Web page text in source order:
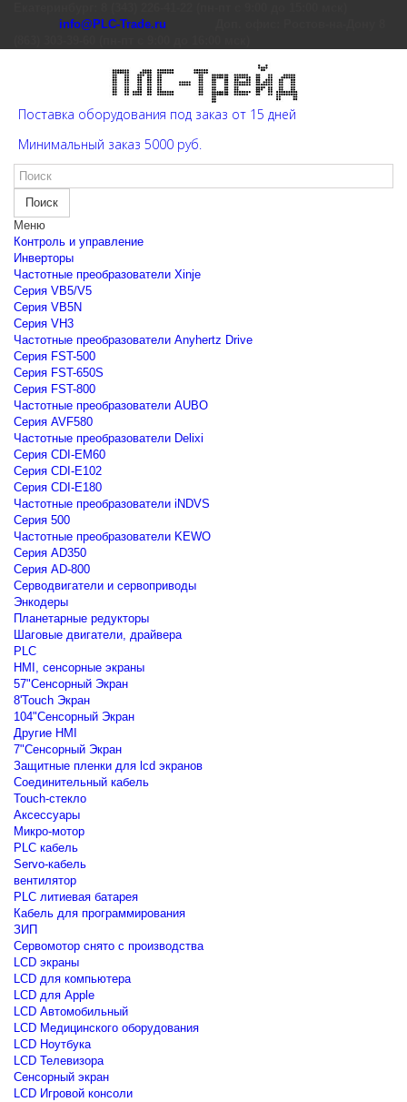
info@PLC-Trade.ru
Поставка оборудования под заказ от 15 дней
Минимальный заказ 5000 руб.
Поиск
Меню
Контроль и управление
Инверторы
Частотные преобразователи Xinje
Cерия VB5/V5
Cерия VB5N
Cерия VH3
Частотные преобразователи Anyhertz Drive
Серия FST-500
Серия FST-650S
Серия FST-800
Частотные преобразователи AUBO
Серия AVF580
Частотные преобразователи Delixi
Серия CDI-EM60
Серия CDI-E102
Серия CDI-E180
Частотные преобразователи iNDVS
Серия 500
Частотные преобразователи KEWO
Серия AD350
Серия AD-800
Серводвигатели и сервоприводы
Энкодеры
Планетарные редукторы
Шаговые двигатели, драйвера
PLC
HMI, сенсорные экраны
57"Сенсорный Экран
8'Touch Экран
104"Сенсорный Экран
Другие HMI
7"Сенсорный Экран
Защитные пленки для lcd экранов
Соединительный кабель
Touch-стекло
Аксессуары
Микро-мотор
PLC кабель
Servo-кабель
вентилятор
PLC литиевая батарея
Кабель для программирования
ЗИП
Сервомотор снято с производства
LCD экраны
LCD для компьютера
LCD для Apple
LCD Автомобильный
LCD Медицинского оборудования
LCD Ноутбука
LCD Телевизора
Сенсорный экран
LCD Игровой консоли